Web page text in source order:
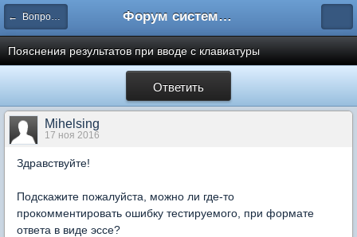
← Вопросы составления тестов Форум системы тестирования INDIGO
Пояснения результатов при вводе с клавиатуры
Ответить
Mihelsing
17 ноя 2016
Здравствуйте!
Подскажите пожалуйста, можно ли где-то
прокомментировать ошибку тестируемого, при формате
ответа в виде эссе?